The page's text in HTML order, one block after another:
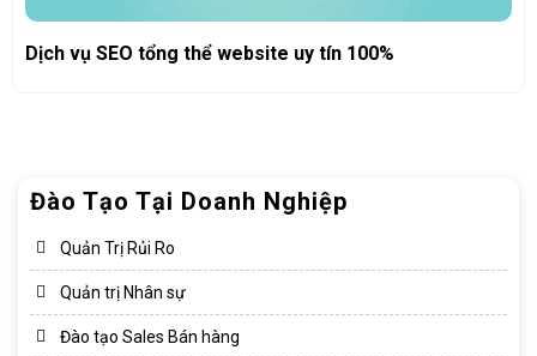
Đào Tạo Tại Doanh Nghiệp
Quản Trị Rủi Ro
Quản trị Nhân sự
Đào tạo Sales Bán hàng
Dịch vụ SEO tổng thể website uy tín 100%